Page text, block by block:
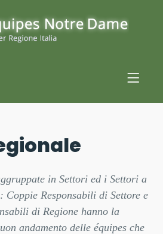
in Settori ed i Settori a
Responsabili di Settore e
di Regione hanno la
andamento delle équipes che